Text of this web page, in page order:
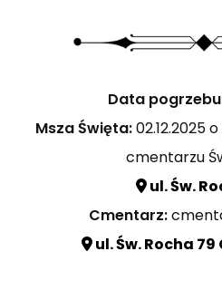
Data
Msza Święta:02.12.2025
cmentarzu
ul. Św.
Cmentarz:
ul. Św. Rocha